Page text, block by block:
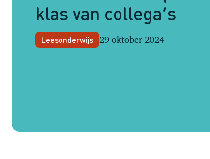
klas van collega’s
Leesonderwijs 29 oktober 2024